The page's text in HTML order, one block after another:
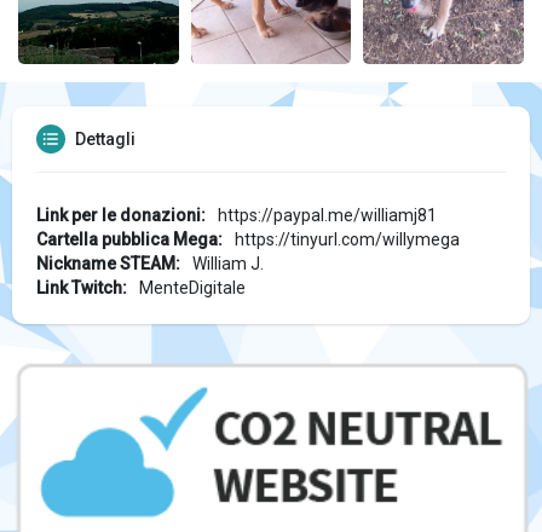
Dettagli
Link per le donazioni:
https://paypal.me/williamj81
Cartella pubblica Mega:
https://tinyurl.com/willymega
Nickname STEAM:
William J.
Link Twitch:
MenteDigitale